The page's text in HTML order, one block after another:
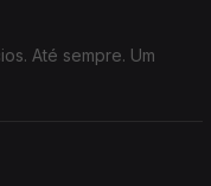
Até sempre. Um